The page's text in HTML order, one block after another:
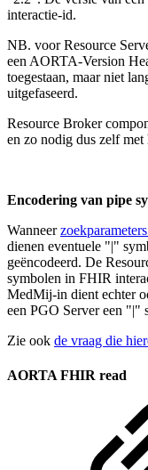
interactie-id.
NB. voor Resource
een AORTA-Version
toegestaan, maar niet
uitgefaseerd.
Resource Broker
en zo nodig dus zelf
Encodering van pipe
Wanneer
dienen eventuele "|"
geëncodeerd. De
symbolen in FHIR
MedMij-in dient echter
een PGO Server een "|"
Zie ook de vraag die
AORTA FHIR read